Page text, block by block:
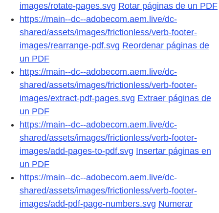
images/rotate-pages.svg Rotar páginas de un PDF
https://main--dc--adobecom.aem.live/dc-
shared/assets/images/frictionless/verb-footer-
images/rearrange-pdf.svg Reordenar páginas de
un PDF
https://main--dc--adobecom.aem.live/dc-
shared/assets/images/frictionless/verb-footer-
images/extract-pdf-pages.svg Extraer páginas de
un PDF
https://main--dc--adobecom.aem.live/dc-
shared/assets/images/frictionless/verb-footer-
images/add-pages-to-pdf.svg Insertar páginas en
un PDF
https://main--dc--adobecom.aem.live/dc-
shared/assets/images/frictionless/verb-footer-
images/add-pdf-page-numbers.svg Numerar